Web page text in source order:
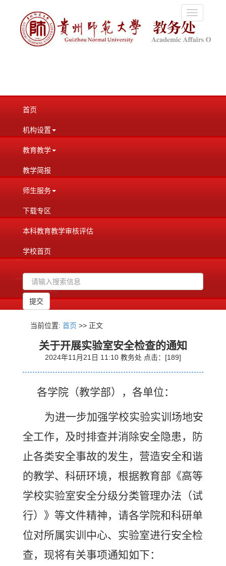
Toggle
navigation
首页
机构设置
教育教学
教学简报
师生服务
下载专区
本科教育教学审核评估
学校首页
当前位置: 首页 >> 正文
关于开展实验室安全检查的通知
2024年11月21日 11:10 教务处 点击：[189]
各学院（教学部），各单位：
为进一步加强学校实验实训场地安
全工作，及时排查并消除安全隐患，防
止各类安全事故的发生，营造安全和谐
的教学、科研环境， 根据教育部《高等
学校实验室安全分级分类管理办法（试
行）》等文件精神，请各学院和科研单
位对所属实训中心、实验室进行安全检
查，现将有关事项通知如下：